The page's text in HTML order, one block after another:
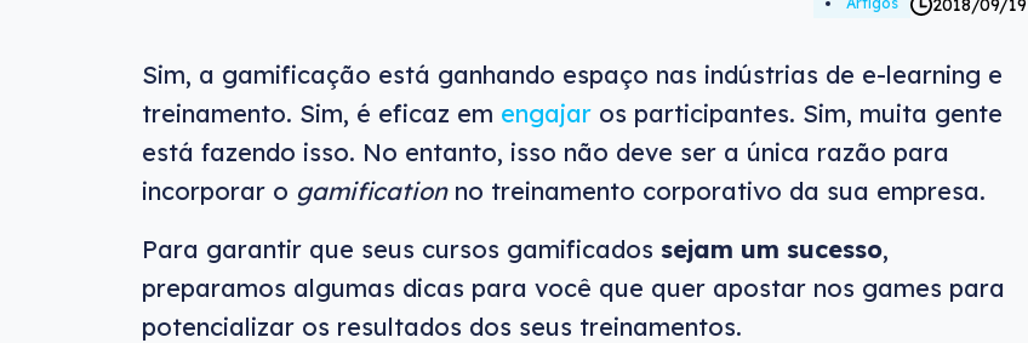
Sim, a gamificação está ganhando espaço nas indústrias de e-learning e
treinamento. Sim, é eficaz em engajar os participantes. Sim, muita gente
está fazendo isso. No entanto, isso não deve ser a única razão para
incorporar o gamification no treinamento corporativo da sua empresa.
Para garantir que seus cursos gamificados sejam um sucesso,
preparamos algumas dicas para você que quer apostar nos games para
potencializar os resultados dos seus treinamentos.